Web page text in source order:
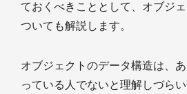
ておくべきこととして、オブジ
ついても解説します。
オブジェクトのデータ構造は、
っている人でないと理解しづら